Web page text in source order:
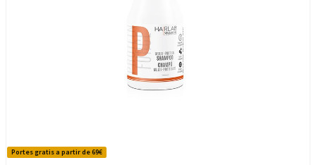
Portes gratis a partir de 69€